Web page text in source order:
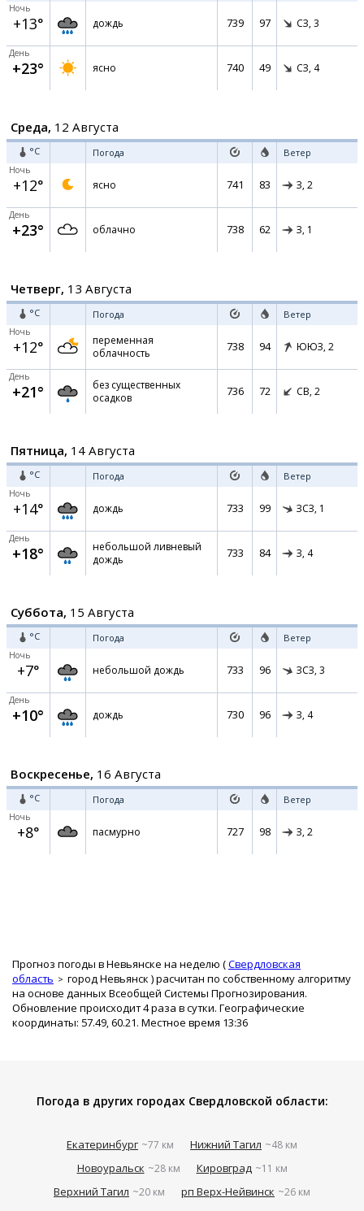
Ночь
+13° дождь 739 97 СЗ, 3
День
+23° ясно 740 49 СЗ, 4
Среда, 12 Августа
°C Погода Ветер
Ночь
+12° ясно 741 83 З, 2
День
+23° облачно 738 62 З, 1
Четверг, 13 Августа
°C Погода Ветер
Ночь
+12°
переменная
облачность
738 94 ЮЮЗ, 2
День
+21°
без существенных
осадков
736 72 СВ, 2
Пятница, 14 Августа
°C Погода Ветер
Ночь
+14° дождь 733 99 ЗСЗ, 1
День
+18°
небольшой ливневый
дождь
733 84 З, 4
Суббота, 15 Августа
°C Погода Ветер
Ночь
+7° небольшой дождь 733 96 ЗСЗ, 3
День
+10° дождь 730 96 З, 4
Воскресенье, 16 Августа
°C Погода Ветер
Ночь
+8° пасмурно 727 98 З, 2
Прогноз погоды в Невьянске на неделю (Свердловская
область
город Невьянск ) расчитан по собственному алгоритму
на основе данных Всеобщей Системы Прогнозирования.
Обновление происходит 4 раза в сутки. Географические
координаты: 57.49, 60.21. Местное время 13:36
Погода в других городах Свердловской области:
Екатеринбург ~77 км Нижний Тагил ~48 км
Новоуральск ~28 км Кировград ~11 км
Верхний Тагил ~20 км рп Верх-Нейвинск ~26 км